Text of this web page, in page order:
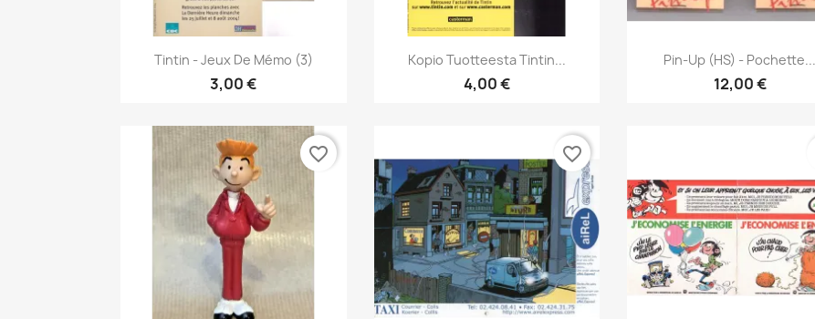
 Pikakatselu
Tintin - Jeux De Mémo (3)
3,00 €
Pikakatselu
Kopio Tuotteesta Tintin...
4,00 €
 Pikakatselu
Pin-Up (HS) - Pochette...
12,00 €
favorite_border favorite_border